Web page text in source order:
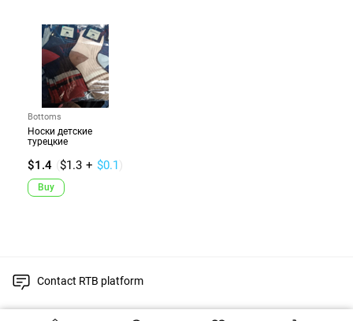
Bottoms
Носки детские
турецкие
$1.4 ($1.3 + $0.1 )
Buy
Contact RTB platform